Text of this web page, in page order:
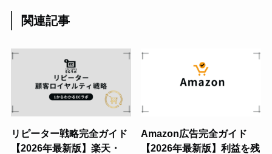
関連記事
リピーター戦略完全ガイド
【2026年最新版】楽天・
Amazon広告完全ガイド
【2026年最新版】利益を残